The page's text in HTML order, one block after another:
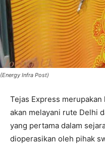
(Energy Infra Post)
Tejas Express
akan melayani rute Delhi
yang pertama dalam
dioperasikan oleh pihak